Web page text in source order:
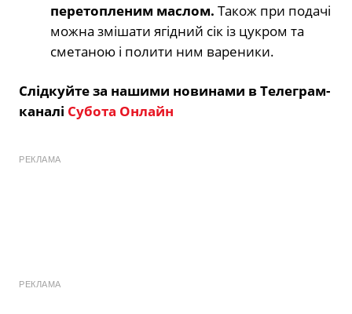
перетопленим маслом. Також при подачі
можна змішати ягідний сік із цукром та
сметаною і полити ним вареники.
Слідкуйте за нашими новинами в Телеграм-
каналі Субота Онлайн
РЕКЛАМА
РЕКЛАМА